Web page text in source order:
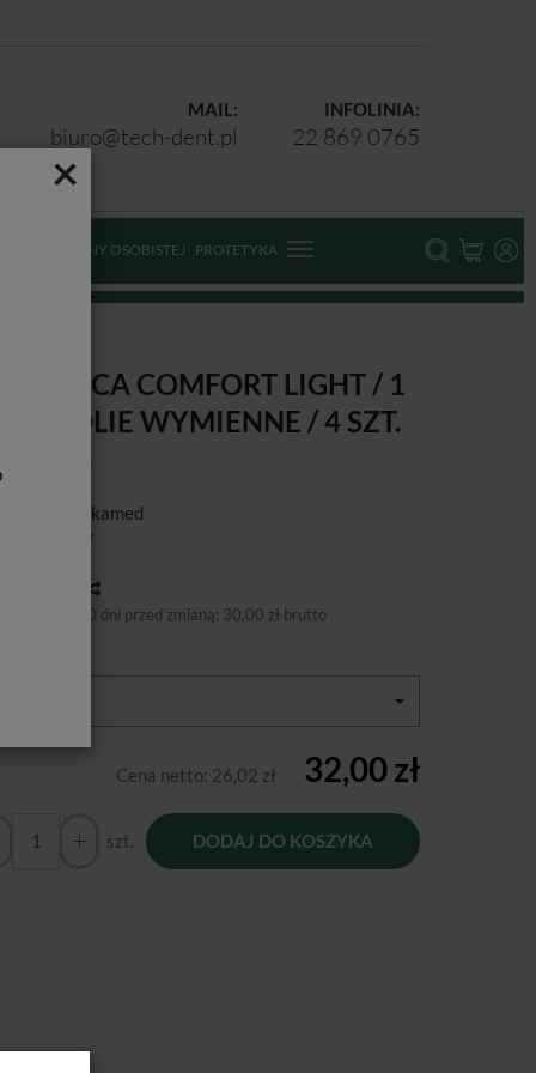
×
INFOLINIA:
22 869 0765
MAIL:
biuro@tech-dent.pl
OCHRONY OSOBISTEJ PROTETYKA
COMFORT LIGHT / 1
+ FOLIE WYMIENNE / 4 SZT.
Cerkamed
cena 30 dni przed zmianą: 30,00 zł brutto
Cena netto: 26,02 zł 32,00 zł
szt. DODAJ DO KOSZYKA